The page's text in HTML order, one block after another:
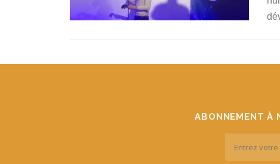
ABONNEMENT À